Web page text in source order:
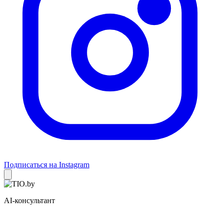
Подписаться на Instagram
AI-консультант